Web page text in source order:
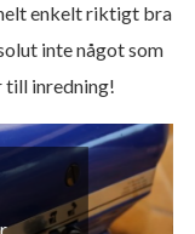
enkelt riktigt bra
inte något som
till inredning!